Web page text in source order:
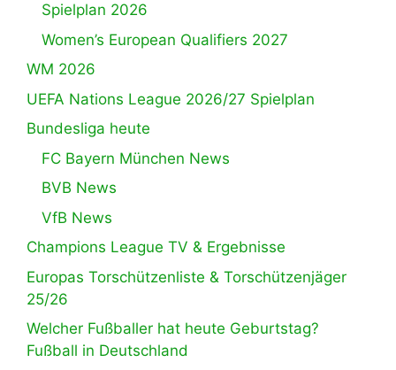
Spielplan 2026
Women’s European Qualifiers 2027
WM 2026
UEFA Nations League 2026/27 Spielplan
Bundesliga heute
FC Bayern München News
BVB News
VfB News
Champions League TV & Ergebnisse
Europas Torschützenliste & Torschützenjäger
25/26
Welcher Fußballer hat heute Geburtstag?
Fußball in Deutschland